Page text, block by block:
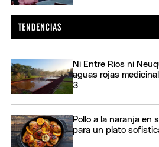
Ni Entre Ríos ni
aguas rojas
3
Pollo a la naranja en
para un plato